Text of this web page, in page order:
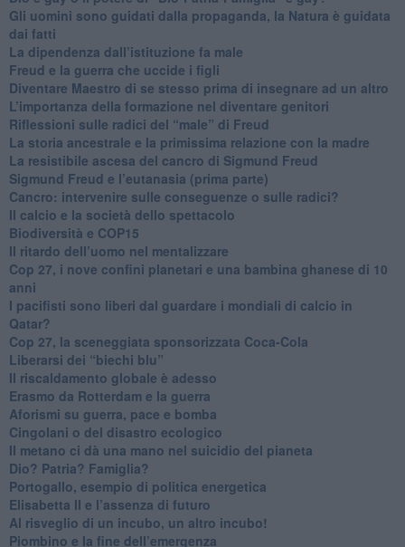
​Gli uomini sono guidati dalla propaganda, la Natura è guidata
dai fatti
La dipendenza dall’istituzione fa male
​Freud e la guerra che uccide i figli
​Diventare Maestro di se stesso prima di insegnare ad un altro
L’importanza della formazione nel diventare genitori
Riflessioni sulle radici del “male” di Freud
​La storia ancestrale e la primissima relazione con la madre
​La resistibile ascesa del cancro di Sigmund Freud
Sigmund Freud e l’eutanasia (prima parte)
Cancro: intervenire sulle conseguenze o sulle radici?
​Il calcio e la società dello spettacolo
Biodiversità e COP15
​Il ritardo dell’uomo nel mentalizzare
​Cop 27, i nove confini planetari e una bambina ghanese di 10
anni
​I pacifisti sono liberi dal guardare i mondiali di calcio in
Qatar?
​Cop 27, la sceneggiata sponsorizzata Coca-Cola
​Liberarsi dei “biechi blu”
Il riscaldamento globale è adesso
​Erasmo da Rotterdam e la guerra
​Aforismi su guerra, pace e bomba
Cingolani o del disastro ecologico
​Il metano ci dà una mano nel suicidio del pianeta
​Dio? Patria? Famiglia?
Portogallo, esempio di politica energetica
​Elisabetta II e l’assenza di futuro
Al risveglio di un incubo, un altro incubo!
​Piombino e la fine dell’emergenza